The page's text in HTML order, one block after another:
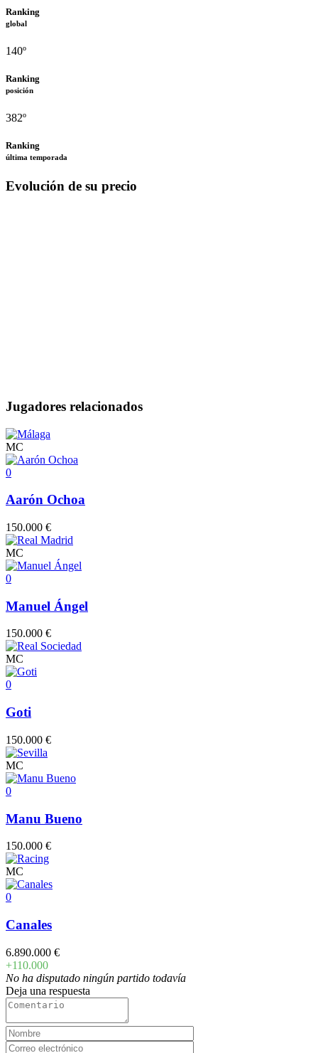
Ranking
global
140º
Ranking
posición
382º
Ranking
última temporada
Evolución de su precio
Jugadores relacionados
MC
0
Aarón Ochoa
150.000 €
MC
0
Manuel Ángel
150.000 €
MC
0
Goti
150.000 €
MC
0
Manu Bueno
150.000 €
MC
0
Canales
6.890.000 €
+110.000
No ha disputado ningún partido todavía
Deja una respuesta